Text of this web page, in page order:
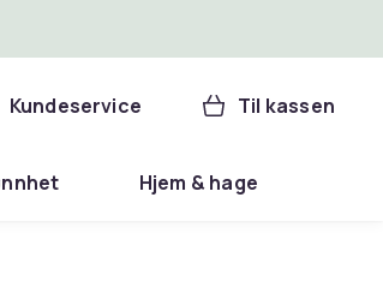
Kundeservice Til kassen
Hjem & hage